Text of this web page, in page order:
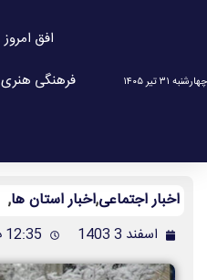
چهارشنبه ۳۱ تیر ۱۴۰۵
افق امروز
فرهنگی هنری
اخبار اجتماعی,اخبار استان ها,
اسفند 3 1403 12:35 ب.ظ